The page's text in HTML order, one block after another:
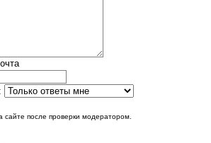
после проверки модератором.